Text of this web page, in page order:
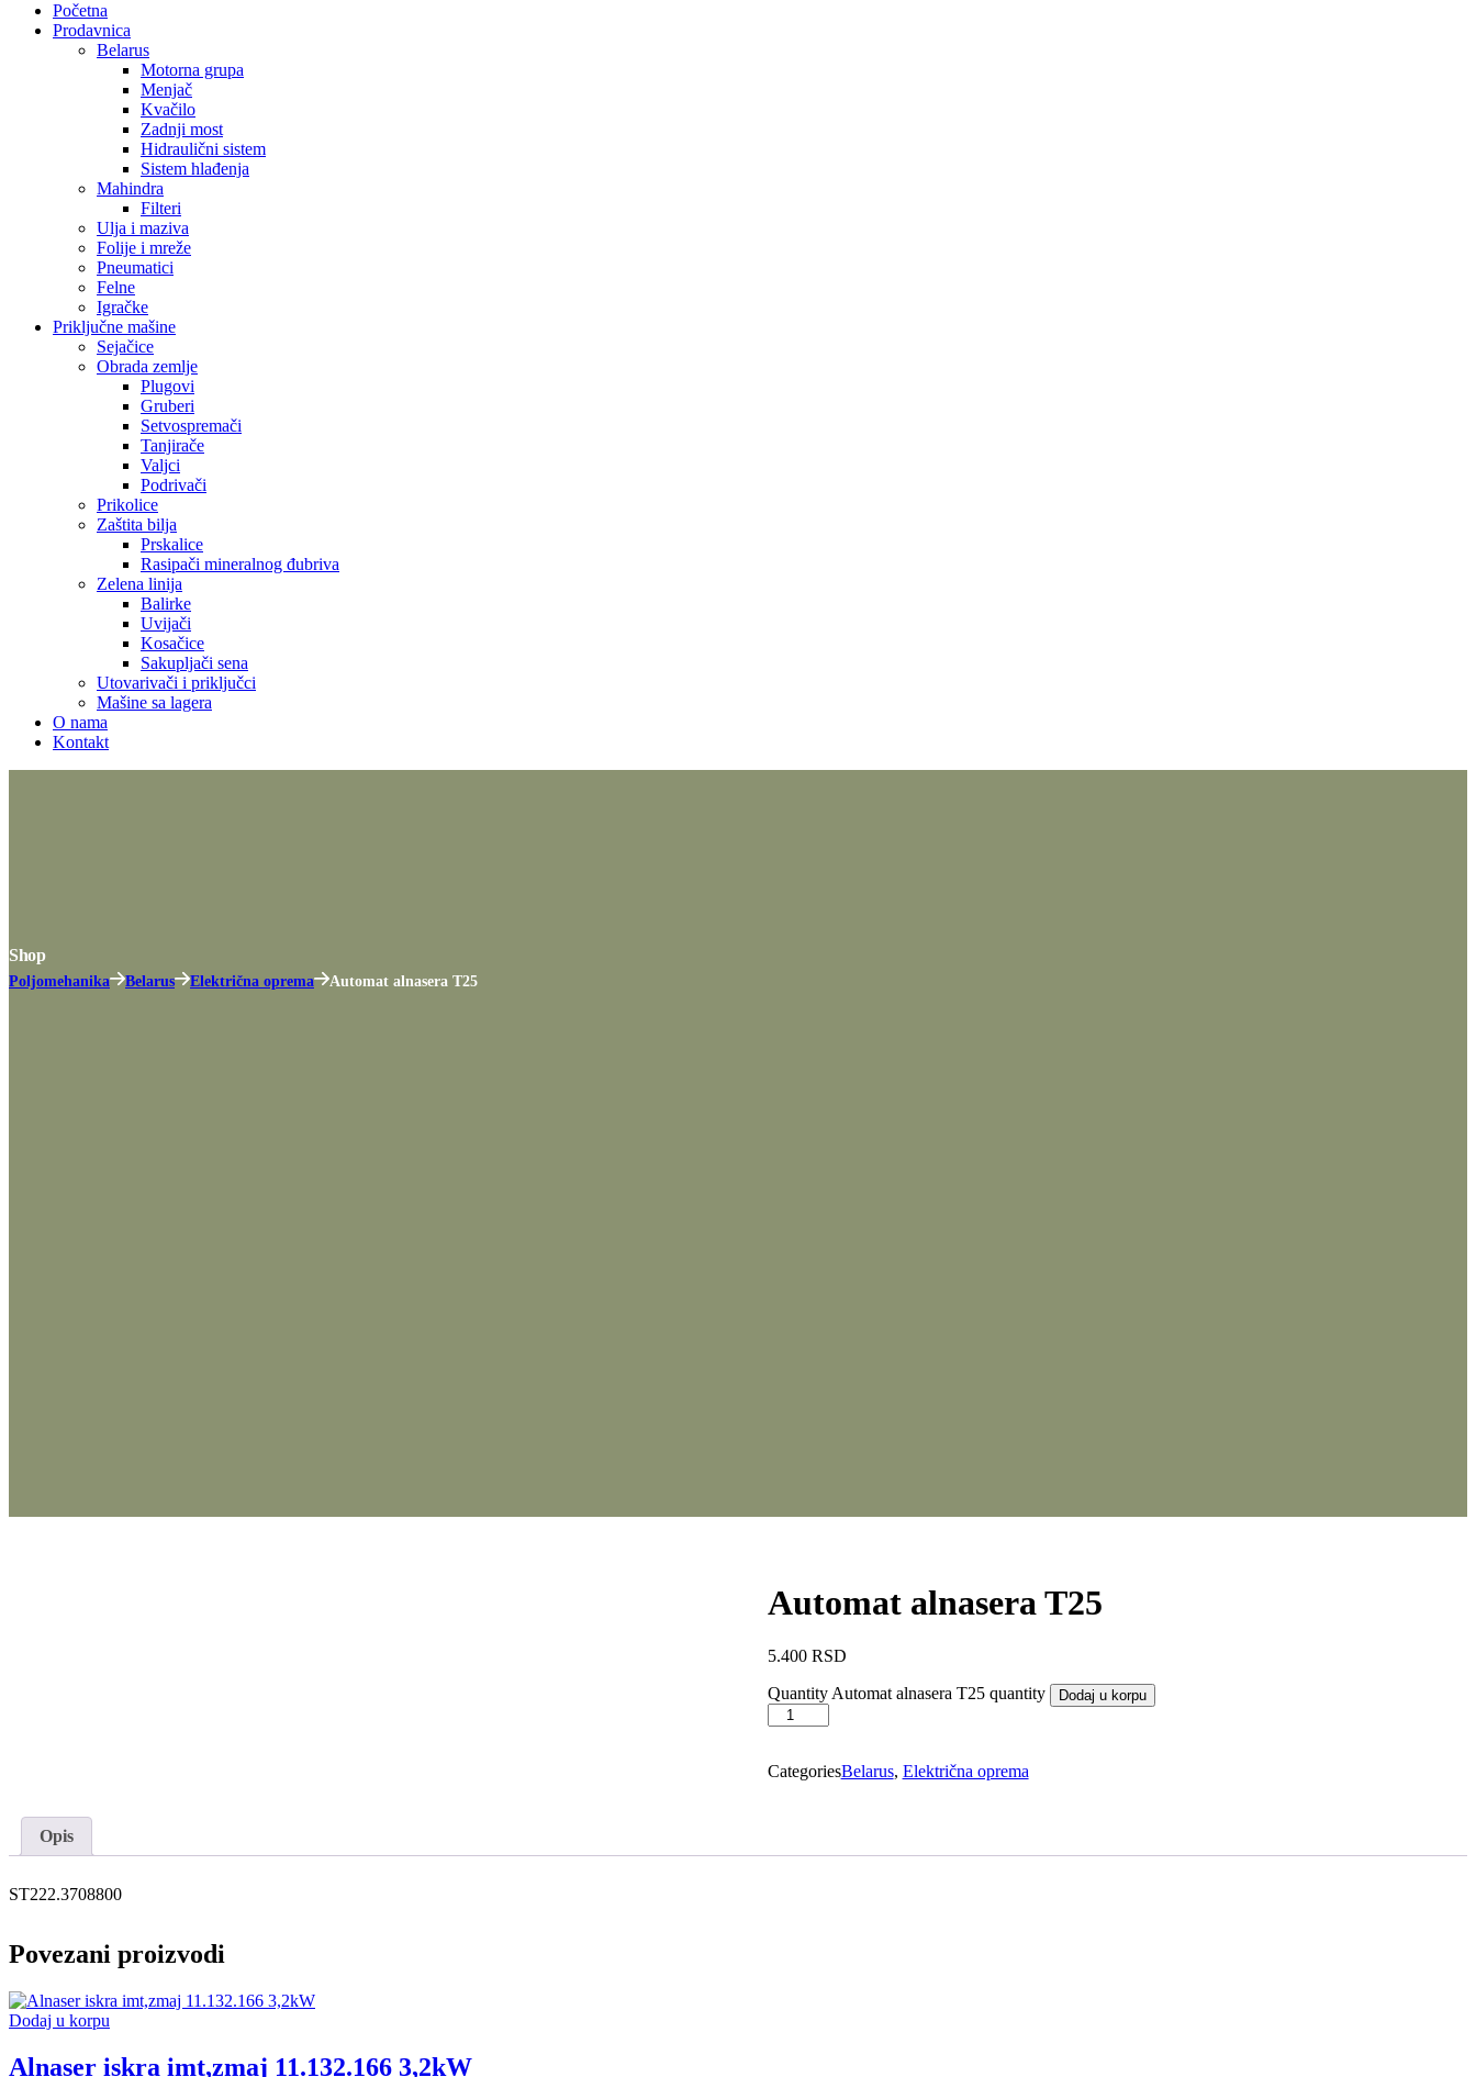
Početna
Prodavnica
Belarus
Motorna grupa
Menjač
Kvačilo
Zadnji most
Hidraulični sistem
Sistem hlađenja
Mahindra
Filteri
Ulja i maziva
Folije i mreže
Pneumatici
Felne
Igračke
Priključne mašine
Sejačice
Obrada zemlje
Plugovi
Gruberi
Setvospremači
Tanjirače
Valjci
Podrivači
Prikolice
Zaštita bilja
Prskalice
Rasipači mineralnog đubriva
Zelena linija
Balirke
Uvijači
Kosačice
Sakupljači sena
Utovarivači i priključci
Mašine sa lagera
O nama
Kontakt
Shop
Poljomehanika Belarus Električna oprema Automat alnasera T25
Automat alnasera T25
5.400 RSD
Quantity Automat alnasera T25 quantity Dodaj u korpu
CategoriesBelarus, Električna oprema
Opis
ST222.3708800
Povezani proizvodi
Dodaj u korpu
Alnaser iskra imt,zmaj 11.132.166 3,2kW